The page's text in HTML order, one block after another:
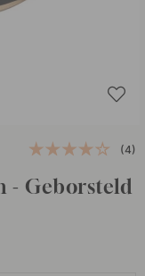
(4)
- Geborsteld